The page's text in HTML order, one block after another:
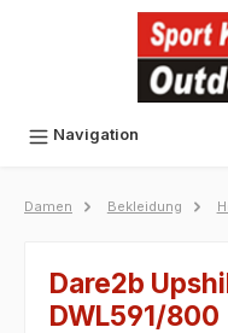
Navigation
Damen Bekleidung
Dare2b
DWL591/800